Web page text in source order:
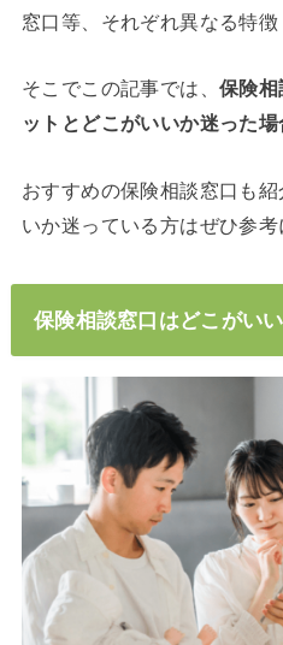
窓口等、それぞれ異なる特徴
そこでこの記事では、保険相
ットとどこがいいか迷った
おすすめの保険相談窓口も
いか迷っている方はぜひ参考
保険相談窓口はどこがい